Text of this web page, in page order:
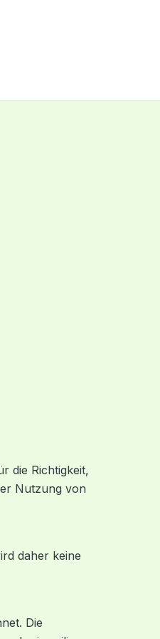
die Richtigkeit,
Nutzung von
daher keine
Die